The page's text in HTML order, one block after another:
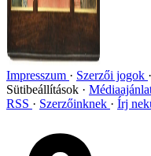
Impresszum Szerzői jogok
Sütibeállítások
RSS
Szerzőinknek Írj